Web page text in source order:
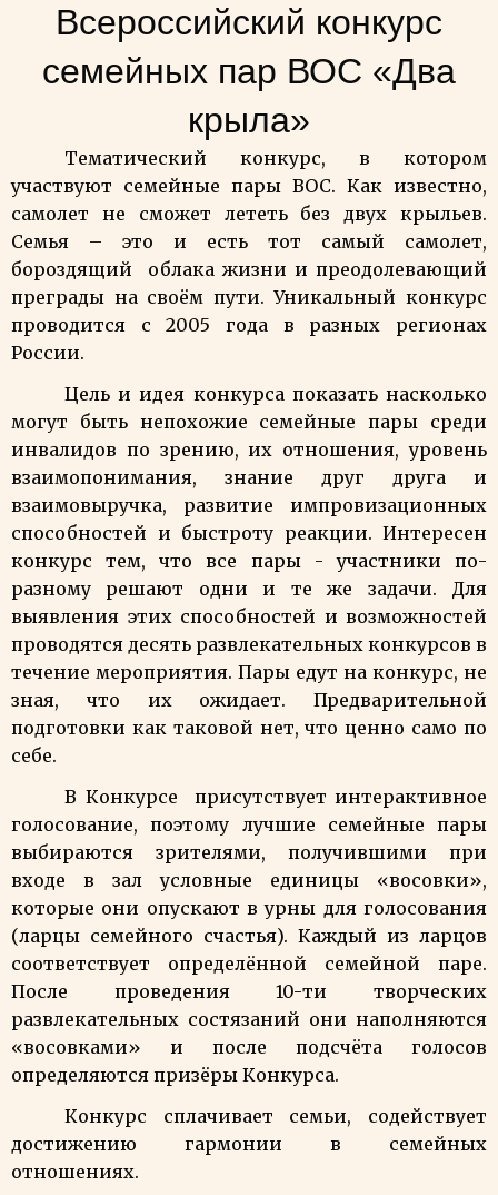
Всероссийский конкурс
семейных пар ВОС «Два
крыла»
Тематический конкурс, в котором
участвуют семейные пары ВОС. Как известно,
самолет не сможет лететь без двух крыльев.
Семья – это и есть тот самый самолет,
бороздящий облака жизни и преодолевающий
преграды на своём пути. Уникальный конкурс
проводится с 2005 года в разных регионах
России.
Цель и идея конкурса показать насколько
могут быть непохожие семейные пары среди
инвалидов по зрению, их отношения, уровень
взаимопонимания, знание друг друга и
взаимовыручка, развитие импровизационных
способностей и быстроту реакции. Интересен
конкурс тем, что все пары - участники по-
разному решают одни и те же задачи. Для
выявления этих способностей и возможностей
проводятся десять развлекательных конкурсов в
течение мероприятия. Пары едут на конкурс, не
зная, что их ожидает. Предварительной
подготовки как таковой нет, что ценно само по
себе.
В Конкурсе присутствует интерактивное
голосование, поэтому лучшие семейные пары
выбираются зрителями, получившими при
входе в зал условные единицы «восовки»,
которые они опускают в урны для голосования
(ларцы семейного счастья). Каждый из ларцов
соответствует определённой семейной паре.
После проведения 10-ти творческих
развлекательных состязаний они наполняются
«восовками» и после подсчёта голосов
определяются призёры Конкурса.
Конкурс сплачивает семьи, содействует
достижению гармонии в семейных
отношениях.